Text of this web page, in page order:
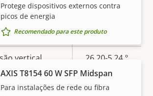
F1.5
horizontal 46.22-9.16 °
vertical 26.20-5.24 °
Protege dispositivos externos contra
picos de energia
Recomendado para este produto
AXIS T8154 60 W SFP Midspan
Para instalações de rede ou fibra
Garantia